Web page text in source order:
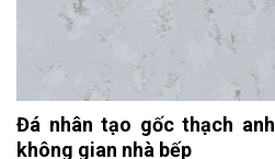
Đá nhân tạo gốc thạch
không gian nhà bếp